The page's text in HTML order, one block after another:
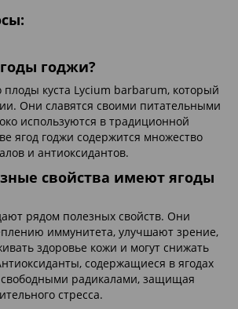
годжи?
куста Lycium barbarum, который
Они славятся своими питательными
используются в традиционной
ягод годжи содержится множество
и антиоксидантов.
свойства имеют ягоды
рядом полезных свойств. Они
иммунитета, улучшают зрение,
здоровье кожи и могут снижать
содержащиеся в ягодах
свободными радикалами, защищая
стресса.